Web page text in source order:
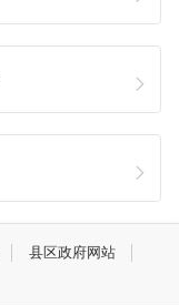
县区政府网站